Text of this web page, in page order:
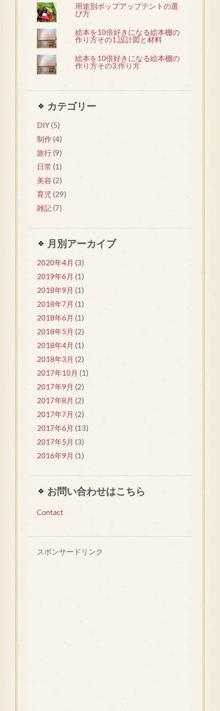
用途別ポップアップテントの選
び方
絵本を10倍好きになる絵本棚の
作り方その1.設計図と材料
絵本を10倍好きになる絵本棚の
作り方その3.作り方
カテゴリー
DIY(5)
制作(4)
旅行(9)
日常 (1)
美容 (2)
育児 (29)
雑記(7)
月別アーカイブ
2020年4月 (3)
2019年6月 (1)
2018年9月 (1)
2018年7月 (1)
2018年6月 (1)
2018年5月 (2)
2018年4月 (1)
2018年3月 (2)
2017年10月 (1)
2017年9月 (2)
2017年8月 (2)
2017年7月 (2)
2017年6月 (13)
2017年5月 (3)
2016年9月 (1)
お問い合わせはこちら
Contact
スポンサードリンク